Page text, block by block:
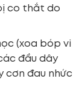
co thắt do
(xoa bóp vi
đầu dây
cơn đau nhức